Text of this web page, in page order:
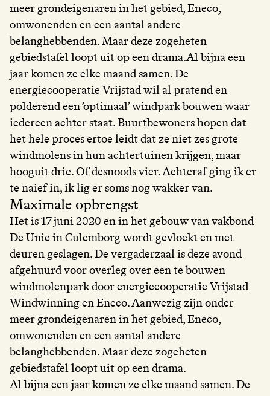
meer grondeigenaren in het gebied, Eneco,
omwonenden en een aantal andere
belanghebbenden. Maar deze zogeheten
gebiedstafel loopt uit op een drama.Al bijna een
jaar komen ze elke maand samen. De
energiecooperatie Vrijstad wil al pratend en
polderend een ’optimaal’ windpark bouwen waar
iedereen achter staat. Buurtbewoners hopen dat
het hele proces ertoe leidt dat ze niet zes grote
windmolens in hun achtertuinen krijgen, maar
hooguit drie. Of desnoods vier. Achteraf ging ik er
te naief in, ik lig er soms nog wakker van.
Maximale opbrengst
Het is 17 juni 2020 en in het gebouw van vakbond
De Unie in Culemborg wordt gevloekt en met
deuren geslagen. De vergaderzaal is deze avond
afgehuurd voor overleg over een te bouwen
windmolenpark door energiecooperatie Vrijstad
Windwinning en Eneco. Aanwezig zijn onder
meer grondeigenaren in het gebied, Eneco,
omwonenden en een aantal andere
belanghebbenden. Maar deze zogeheten
gebiedstafel loopt uit op een drama.
Al bijna een jaar komen ze elke maand samen. De